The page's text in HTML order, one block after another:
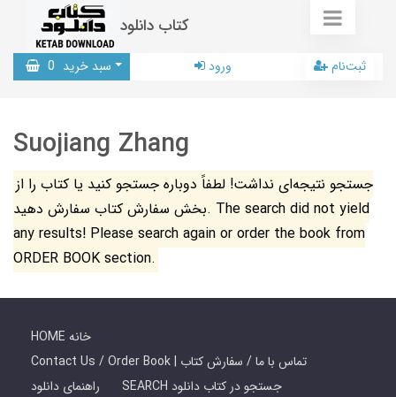
کتاب دانلود
سبد خرید 0 ورود ثبت‌نام
Suojiang Zhang
جستجو نتیجه‌ای نداشت! لطفاً دوباره جستجو کنید یا کتاب را از
بخش سفارش کتاب سفارش دهید. The search did not yield
any results! Please search again or order the book from
ORDER BOOK section.
HOME خانه
Contact Us / Order Book | تماس با ما / سفارش کتاب
راهنمای دانلود
SEARCH جستجو در کتاب دانلود